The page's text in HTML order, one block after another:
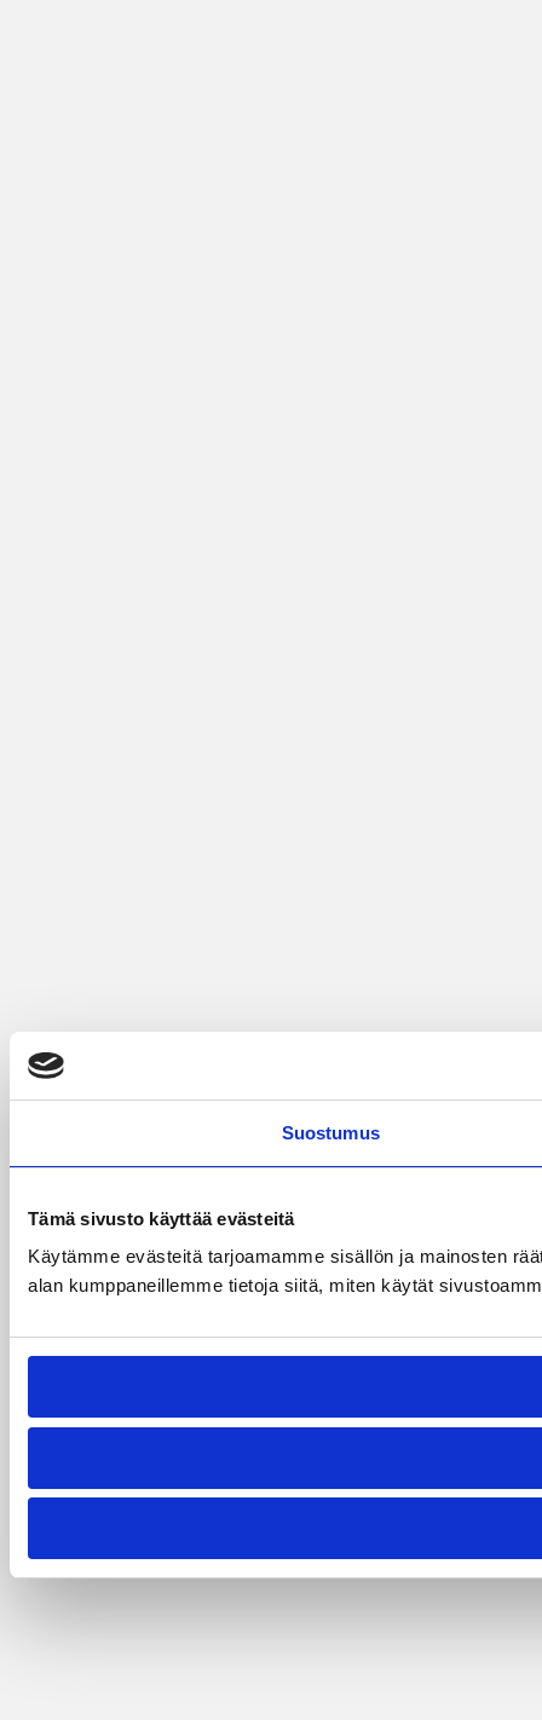
Suostumus
Tämä sivusto käyttää evästeitä
Käytämme evästeitä tarjoamamme sisällön ja mainosten
alan kumppaneillemme tietoja siitä, miten käytät